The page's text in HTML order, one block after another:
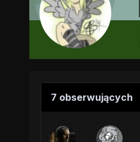
7 obserwujących